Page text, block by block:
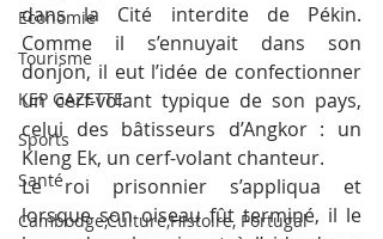
Economie
Tourisme
KEP GAZETTE
Sports
Santé
Cambodge,Culture,Histoire, Portugal
dans la Cité interdite de Pékin.
Comme il s’ennuyait dans son
donjon, il eut l’idée de confectionner
un cerf-volant typique de son pays,
celui des bâtisseurs d’Angkor : un
Kleng Ek, un cerf-volant chanteur.
Le roi prisonnier s’appliqua et
lorsque son oiseau fût terminé, il le